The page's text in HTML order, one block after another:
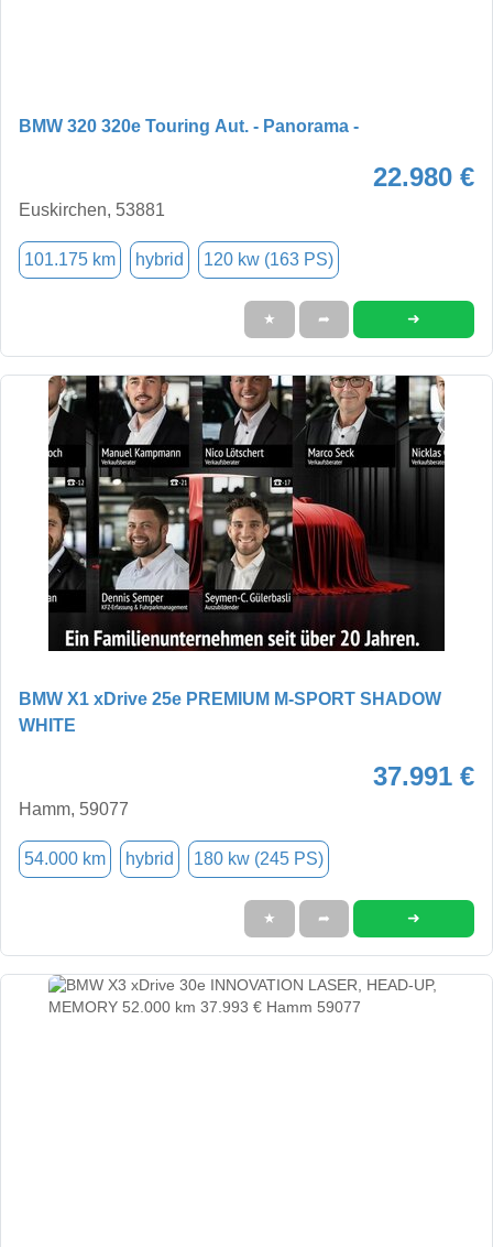
BMW 320 320e Touring Aut. - Panorama -
22.980 €
Euskirchen, 53881
101.175 km hybrid 120 kw (163 PS)
★ ➦ ➜
BMW X1 xDrive 25e PREMIUM M-SPORT SHADOW
WHITE
37.991 €
Hamm, 59077
54.000 km hybrid 180 kw (245 PS)
★ ➦ ➜